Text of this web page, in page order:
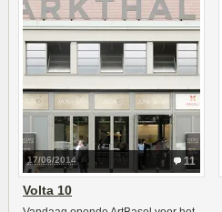
11
17/06/2014
Volta 10